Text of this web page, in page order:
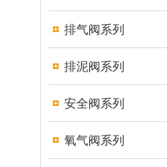
排气阀系列
排泥阀系列
安全阀系列
氧气阀系列